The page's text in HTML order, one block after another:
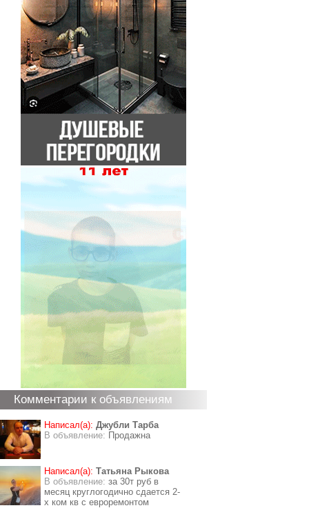
Комментарии к объявлениям
Написал(а): Джубли Тарба
В объявление: Продажна
Написал(а): Татьяна Рыкова
В объявление: за 30т руб в
месяц круглогодично сдается 2-
х ком кв с евроремонтом